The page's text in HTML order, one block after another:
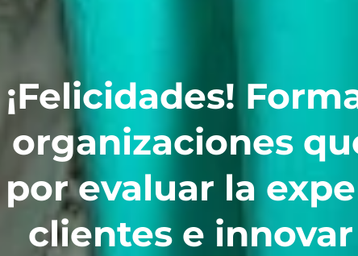
¡Felicidades!
organizaciones
por evaluar la
clientes e